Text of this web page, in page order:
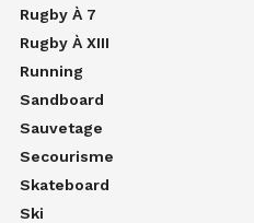
Rugby À 7
Rugby À XIII
Running
Sandboard
Sauvetage
Secourisme
Skateboard
Ski